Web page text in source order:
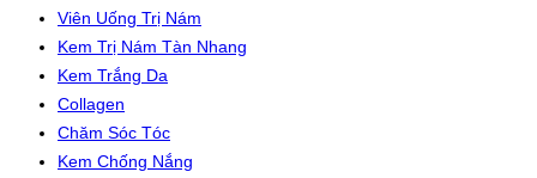
Viên Uống Trị Nám
Kem Trị Nám Tàn Nhang
Kem Trắng Da
Collagen
Chăm Sóc Tóc
Kem Chống Nắng